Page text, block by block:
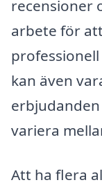
recensioner
arbete för
kan även
variera
Att ha flera